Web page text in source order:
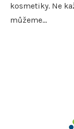
kosmetiky. Ne
můžeme…